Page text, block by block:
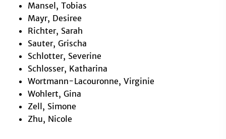
Mansel, Tobias
Mayr, Desiree
Richter, Sarah
Sauter, Grischa
Schlotter, Severine
Schlosser, Katharina
Wortmann-Lacouronne, Virginie
Wohlert, Gina
Zell, Simone
Zhu, Nicole